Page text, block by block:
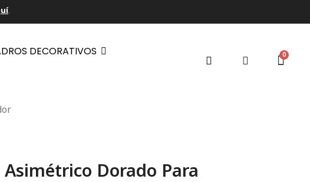
.
DECORATIVOS
Asimétrico Dorado Para